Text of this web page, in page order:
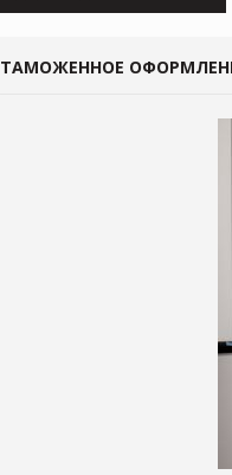
ТАМОЖЕННОЕ